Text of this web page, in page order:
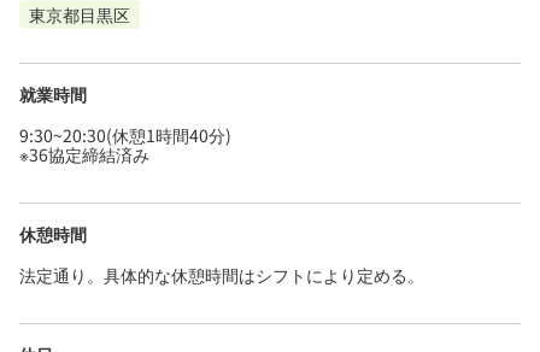
東京都目黒区
就業時間
9:30~20:30(休憩1時間40分)
※36協定締結済み
休憩時間
法定通り。具体的な休憩時間はシフトにより定める。